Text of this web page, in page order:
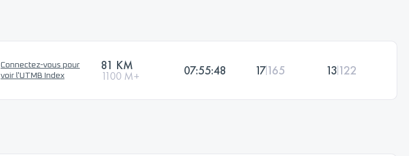
Connectez-vous pour
voir l'UTMB Index
81 KM
1100 M+ 07:55:48 17165 13 122